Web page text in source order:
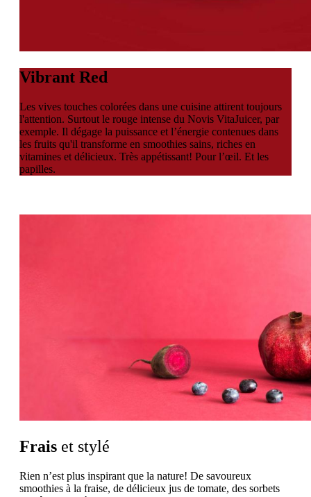
Vibrant Red
Les vives touches colorées dans une cuisine attirent toujours
l'attention. Surtout le rouge intense du Novis VitaJuicer, par
exemple. Il dégage la puissance et l’énergie contenues dans
les fruits qu'il transforme en smoothies sains, riches en
vitamines et délicieux. Très appétissant! Pour l’œil. Et les
papilles.
Frais et stylé
Rien n’est plus inspirant que la nature! De savoureux
smoothies à la fraise, de délicieux jus de tomate, des sorbets